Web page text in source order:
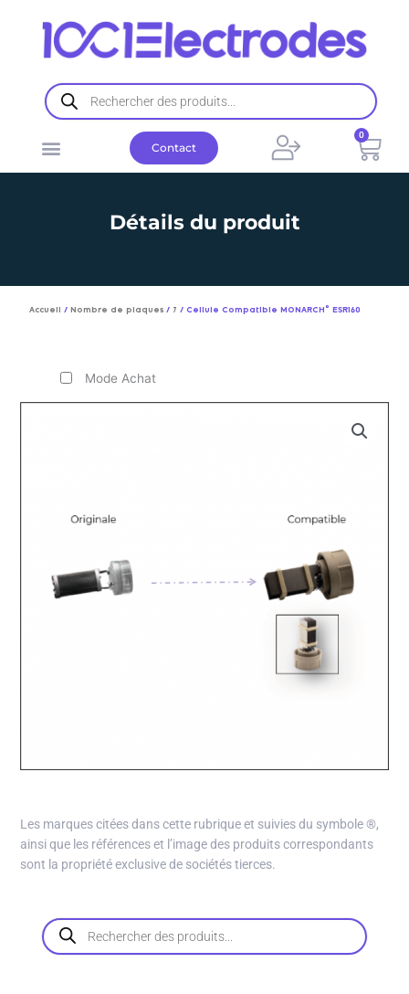
contenu
Recherche
de
produits
Contact
0
Détails du produit
Accueil / Nombre de plaques / 7 / Cellule Compatible MONARCH© ESR160
Mode Achat
Les marques citées dans cette rubrique et suivies du symbole®,
ainsi que les références et l’image des produits correspondants
sont la propriété exclusive de sociétés tierces.
Recherche
de
produits